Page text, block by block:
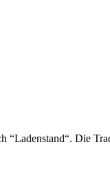
“Ladenstand“. Die